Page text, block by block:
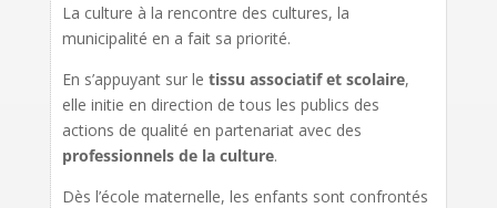
La culture à la rencontre des cultures, la
municipalité en a fait sa priorité.
En s’appuyant sur le tissu associatif et scolaire,
elle initie en direction de tous les publics des
actions de qualité en partenariat avec des
professionnels de la culture.
Dès l’école maternelle, les enfants sont confrontés